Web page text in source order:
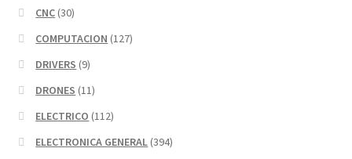
CNC (30)
COMPUTACION (127)
DRIVERS (9)
DRONES (11)
ELECTRICO (112)
ELECTRONICA GENERAL (394)